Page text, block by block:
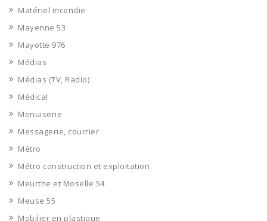
Matériel incendie
Mayenne 53
Mayotte 976
Médias
Médias (TV, Radio)
Médical
Menuiserie
Messagerie, courrier
Métro
Métro construction et exploitation
Meurthe et Moselle 54
Meuse 55
Mobilier en plastique